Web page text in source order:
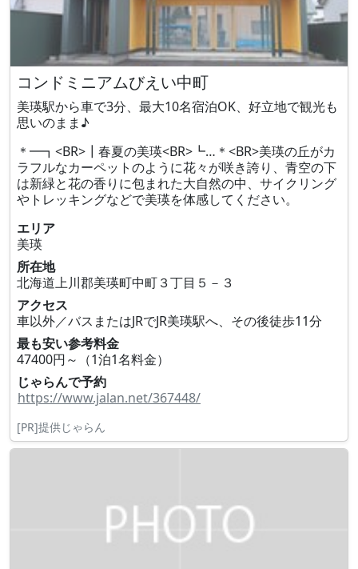
コンドミニアムびえい中町
美瑛駅から車で3分、最大10名宿泊OK、好立地で観光も
思いのまま♪
＊━┓<BR>┃春夏の美瑛<BR>┗…＊<BR>美瑛の丘がカ
ラフルなカーペットのように花々が咲き誇り、青空の下
は新緑と花の香りに包まれた大自然の中、サイクリング
やトレッキングなどで美瑛を体感してください。
エリア
美瑛
所在地
北海道上川郡美瑛町中町３丁目５－３
アクセス
車以外／バスまたはJRでJR美瑛駅へ、その後徒歩11分
最も安い参考料金
47400円～（1泊1名料金）
じゃらんで予約
https://www.jalan.net/367448/
[PR]提供じゃらん